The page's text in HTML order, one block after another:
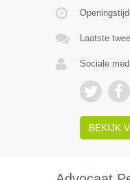
Laatste
Sociale
BEKIJK